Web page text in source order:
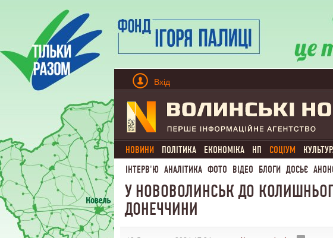
Вхід
НОВИНИ ПОЛІТИКА ЕКОНОМІКА НП СОЦІУМ
ІНТЕРВ'Ю АНАЛІТИКА ФОТО ВІДЕО БЛОГИ ДОСЬЄ
У НОВОВОЛИНСЬК ДО
ДОНЕЧЧИНИ